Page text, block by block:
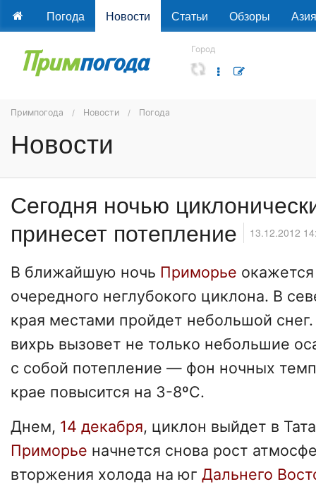
Погода Новости Статьи Обзоры Азия
Город
Примпогода Новости Погода
Новости
Сегодня ночью
принесет потепление
13.12.2012
В ближайшую ночь Приморье
очередного неглубокого циклона. В
края местами пройдет небольшой
вихрь вызовет не только небольшие
с собой потепление — фон ночных
крае повысится на 3-8ºС.
Днем, 14 декабря, циклон выйдет в
Приморье начнется снова рост
вторжения холода на юг Дальнего